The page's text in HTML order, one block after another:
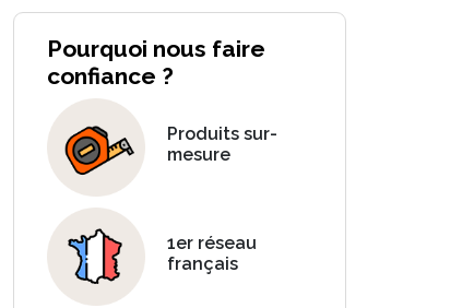
Pourquoi nous faire
confiance ?
Produits sur-
mesure
1er réseau
français